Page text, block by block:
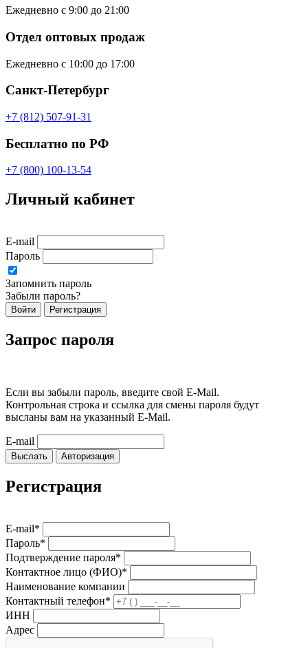
Ежедневно с 9:00 до 21:00
Отдел оптовых продаж
Ежедневно с 10:00 до 17:00
Санкт-Петербург
+7 (812) 507-91-31
Бесплатно по РФ
+7 (800) 100-13-54
Личный кабинет
E-mail
Пароль
Запомнить пароль
Забыли пароль?
Войти Регистрация
Запрос пароля
Если вы забыли пароль, введите свой E-Mail.
Контрольная строка и ссылка для смены пароля будут
высланы вам на указанный E-Mail.
E-mail
Выслать Авторизация
Регистрация
E-mail*
Пароль*
Подтверждение пароля*
Контактное лицо (ФИО)*
Наименование компании
Контактный телефон*
ИНН
Адрес